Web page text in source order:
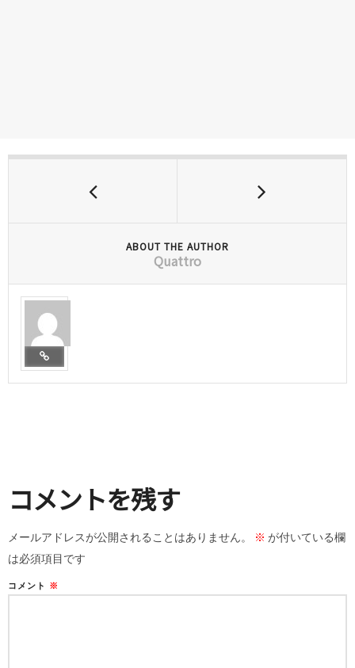
ABOUT THE AUTHOR
Quattro
コメントを残す
メールアドレスが公開されることはありません。 ※ が付いている欄
は必須項目です
コメント ※